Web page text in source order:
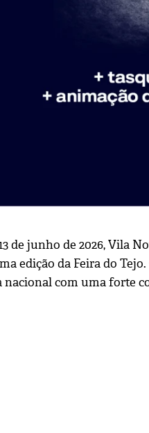
de junho de 2026, Vila
edição da Feira do
nacional com uma forte